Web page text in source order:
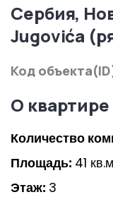
Сербия,
Jugovića
Код
О квартире
Количество
Площадь: 41 кв.м
Этаж: 3